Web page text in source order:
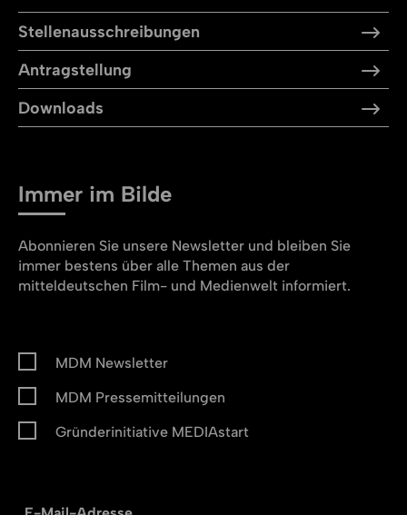
Stellen­aus­schreibungen
Antragstellung
Downloads
Immer im Bilde
Abonnieren Sie unsere Newsletter und bleiben Sie
immer bestens über alle Themen aus der
mitteldeutschen Film- und Medienwelt informiert.
MDM Newsletter
MDM Pressemitteilungen
Gründerinitiative MEDIAstart